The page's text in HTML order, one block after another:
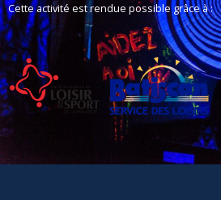
Cette activité est rendue possible grâce à :